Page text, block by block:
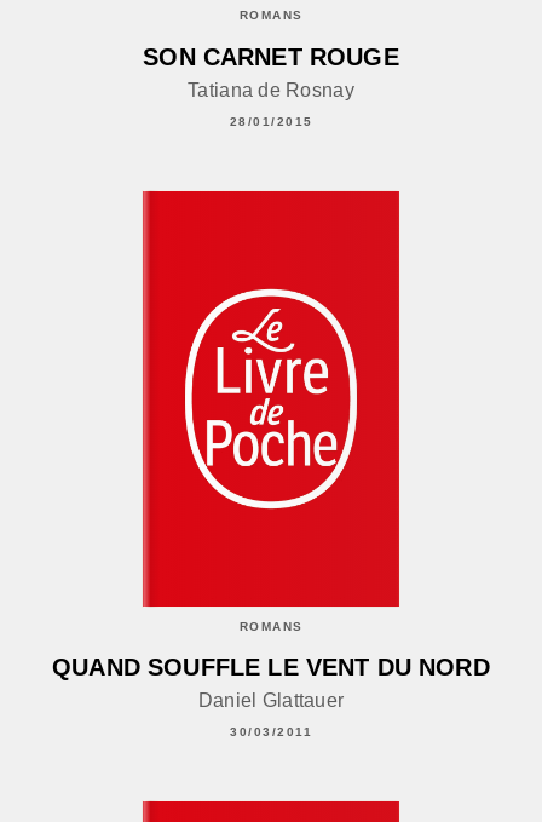
ROMANS
SON CARNET ROUGE
Tatiana de Rosnay
28/01/2015
ROMANS
QUAND SOUFFLE LE VENT DU NORD
Daniel Glattauer
30/03/2011